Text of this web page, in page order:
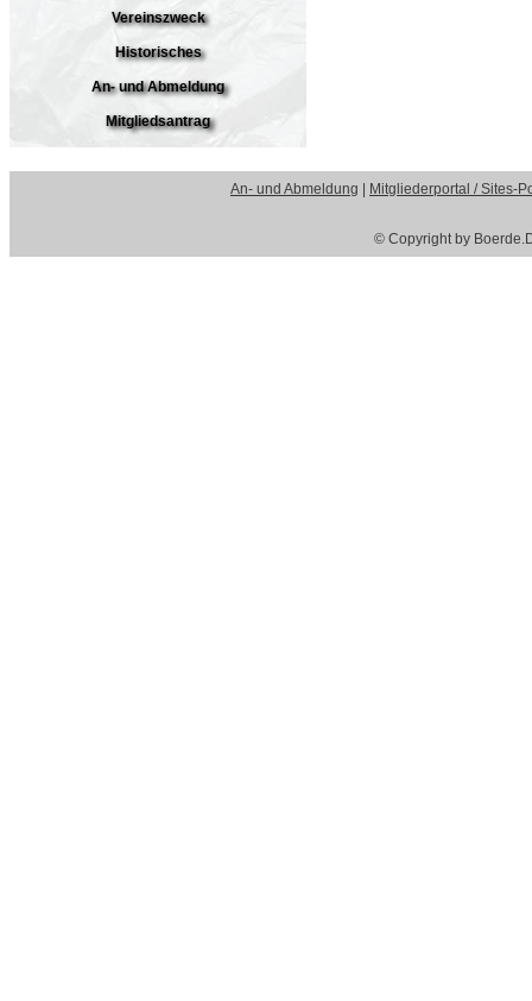
Vereinszweck
Historisches
An- und Abmeldung
Mitgliedsantrag
An- und Abmeldung Mitgliederportal / Sites-
© Copyright by